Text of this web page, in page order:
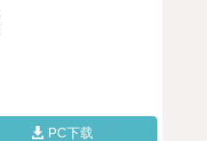
PC下载